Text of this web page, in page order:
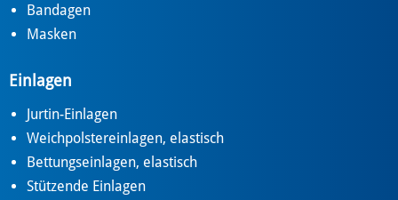
Bandagen
Masken
Einlagen
Jurtin-Einlagen
Weichpolstereinlagen, elastisch
Bettungseinlagen, elastisch
Stützende Einlagen